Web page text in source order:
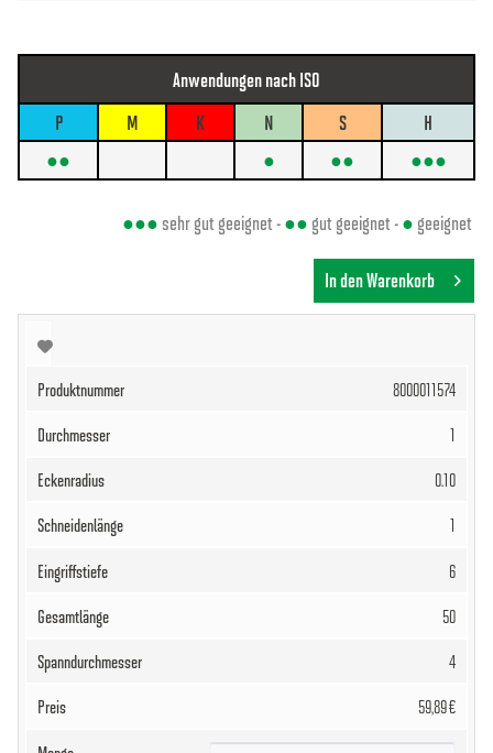
Anwendungen nach ISO
P
M K N S
H
●●
● ●● ●●●
●●●sehr gut geeignet -●● gut geeignet -● geeignet
In den Warenkorb
8000011574
1
0.10
1
6
50
4
59,89 €